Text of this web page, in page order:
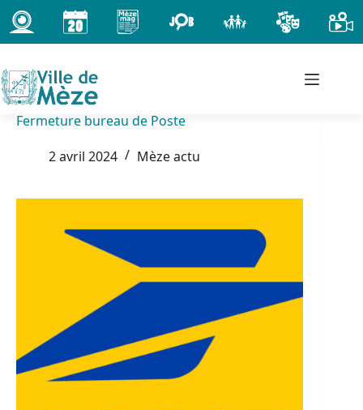
Passer
au
contenu
Fermeture bureau de Poste
2 avril 2024
Mèze actu